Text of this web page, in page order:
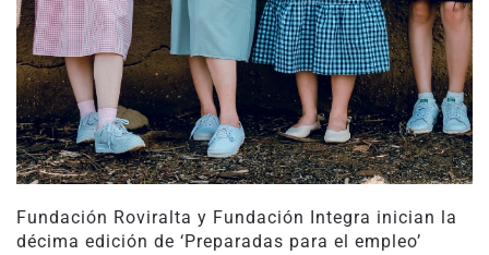
Fundación Roviralta y Fundación Integra inician la
décima edición de ‘Preparadas para el empleo’